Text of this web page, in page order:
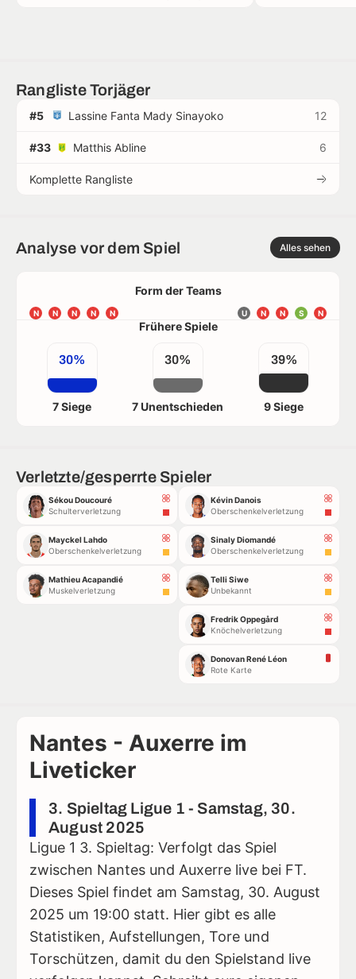
Rangliste Torjäger
#5 Lassine Fanta Mady Sinayoko 12
#33 Matthis Abline 6
Komplette Rangliste
Analyse vor dem Spiel Alles sehen
Form der Teams
N N N N N N
S
N
N
U
Frühere Spiele
30%
7 Siege
30%
7 Unentschieden
39%
9 Siege
Verletzte/gesperrte Spieler
Sékou Doucouré
Schulterverletzung
Mayckel Lahdo
Oberschenkelverletzung
Mathieu Acapandié
Muskelverletzung
Kévin Danois
Oberschenkelverletzung
Sinaly Diomandé
Oberschenkelverletzung
Telli Siwe
Unbekannt
Fredrik Oppegård
Knöchelverletzung
Donovan René Léon
Rote Karte
Nantes - Auxerre im
Liveticker
3. Spieltag Ligue 1 - Samstag, 30.
August 2025
Ligue 1 3. Spieltag: Verfolgt das Spiel
zwischen Nantes und Auxerre live bei FT.
Dieses Spiel findet am Samstag, 30. August
2025 um 19:00 statt. Hier gibt es alle
Statistiken, Aufstellungen, Tore und
Torschützen, damit du den Spielstand live